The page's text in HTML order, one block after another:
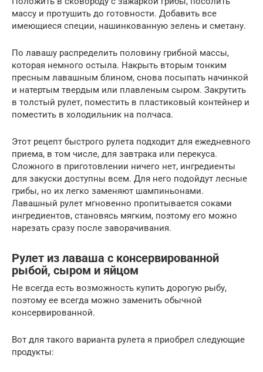
массу и протушить до готовности. Добавить все
имеющиеся специи, нашинкованную зелень и сметану.
По лавашу распределить половину грибной массы,
которая немного остыла. Накрыть вторым тонким
пресным лавашным блином, снова посыпать начинкой
и натертым твердым или плавленым сыром. Закрутить
в толстый рулет, поместить в пластиковый контейнер и
поместить в холодильник на полчаса.
Этот рецепт быстрого рулета подходит для ежедневного
приема, в том числе, для завтрака или перекуса.
Сложного в приготовлении ничего нет, ингредиенты
для закуски доступны всем. Для него подойдут лесные
грибы, но их легко заменяют шампиньонами.
Лавашный рулет мгновенно пропитывается соками
ингредиентов, становясь мягким, поэтому его можно
нарезать сразу после заворачивания.
Рулет из лаваша с консервированной
рыбой, сыром и яйцом
Не всегда есть возможность купить дорогую рыбу,
поэтому ее всегда можно заменить обычной
консервированной.
Вот для такого варианта рулета я приобрел следующие
продукты: